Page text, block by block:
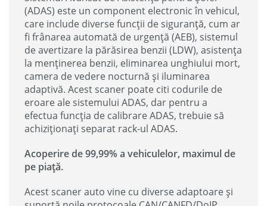
(ADAS) este un component electronic în vehicul,
care include diverse funcții de siguranță, cum ar
fi frânarea automată de urgență (AEB), sistemul
de avertizare la părăsirea benzii (LDW), asistența
la menținerea benzii, eliminarea unghiului mort,
camera de vedere nocturnă și iluminarea
adaptivă. Acest scaner poate citi codurile de
eroare ale sistemului ADAS, dar pentru a
efectua funcția de calibrare ADAS, trebuie să
achiziționați separat rack-ul ADAS.
Acoperire de 99,99% a vehiculelor, maximul de
pe piață.
Acest scaner auto vine cu diverse adaptoare și